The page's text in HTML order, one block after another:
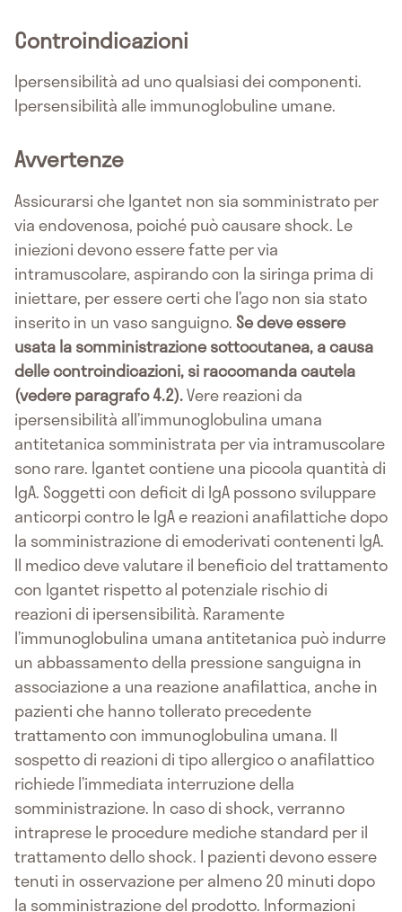
Controindicazioni
Ipersensibilità ad uno qualsiasi dei componenti.
Ipersensibilità alle immunoglobuline umane.
Avvertenze
Assicurarsi che Igantet non sia somministrato per
via endovenosa, poiché può causare shock. Le
iniezioni devono essere fatte per via
intramuscolare, aspirando con la siringa prima di
iniettare, per essere certi che l’ago non sia stato
inserito in un vaso sanguigno. Se deve essere
usata la somministrazione sottocutanea, a causa
delle controindicazioni, si raccomanda cautela
(vedere paragrafo 4.2).Vere reazioni da
ipersensibilità all’immunoglobulina umana
antitetanica somministrata per via intramuscolare
sono rare. Igantet contiene una piccola quantità di
IgA. Soggetti con deficit di IgA possono sviluppare
anticorpi contro le IgA e reazioni anafilattiche dopo
la somministrazione di emoderivati contenenti IgA.
Il medico deve valutare il beneficio del trattamento
con Igantet rispetto al potenziale rischio di
reazioni di ipersensibilità. Raramente
l’immunoglobulina umana antitetanica può indurre
un abbassamento della pressione sanguigna in
associazione a una reazione anafilattica, anche in
pazienti che hanno tollerato precedente
trattamento con immunoglobulina umana. Il
sospetto di reazioni di tipo allergico o anafilattico
richiede l’immediata interruzione della
somministrazione. In caso di shock, verranno
intraprese le procedure mediche standard per il
trattamento dello shock. I pazienti devono essere
tenuti in osservazione per almeno 20 minuti dopo
la somministrazione del prodotto. Informazioni